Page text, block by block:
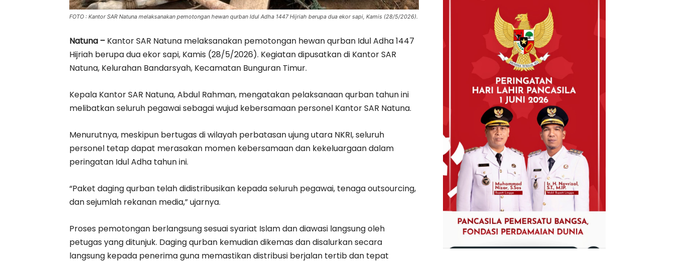
FOTO : Kantor SAR Natuna melaksanakan pemotongan hewan qurban Idul Adha 1447 Hijriah berupa dua ekor sapi, Kamis (28/5/2026).
Natuna – Kantor SAR Natuna melaksanakan pemotongan hewan qurban Idul Adha 1447
Hijriah berupa dua ekor sapi, Kamis (28/5/2026). Kegiatan dipusatkan di Kantor SAR
Natuna, Kelurahan Bandarsyah, Kecamatan Bunguran Timur.
Kepala Kantor SAR Natuna, Abdul Rahman, mengatakan pelaksanaan qurban tahun ini
melibatkan seluruh pegawai sebagai wujud kebersamaan personel Kantor SAR Natuna.
Menurutnya, meskipun bertugas di wilayah perbatasan ujung utara NKRI, seluruh
personel tetap dapat merasakan momen kebersamaan dan kekeluargaan dalam
peringatan Idul Adha tahun ini.
“Paket daging qurban telah didistribusikan kepada seluruh pegawai, tenaga outsourcing,
dan sejumlah rekanan media,” ujarnya.
Proses pemotongan berlangsung sesuai syariat Islam dan diawasi langsung oleh
petugas yang ditunjuk. Daging qurban kemudian dikemas dan disalurkan secara
langsung kepada penerima guna memastikan distribusi berjalan tertib dan tepat